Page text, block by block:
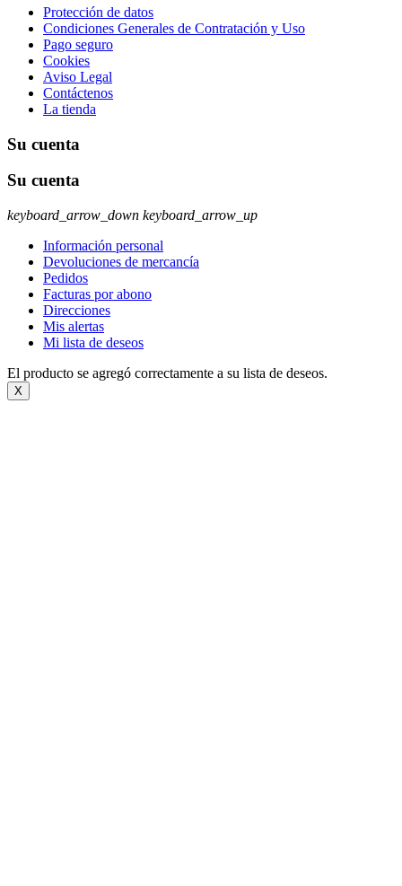
Protección de datos
Condiciones Generales de Contratación y Uso
Pago seguro
Cookies
Aviso Legal
Contáctenos
La tienda
Su cuenta
Su cuenta
keyboard_arrow_down keyboard_arrow_up
Información personal
Devoluciones de mercancía
Pedidos
Facturas por abono
Direcciones
Mis alertas
Mi lista de deseos
El producto se agregó correctamente a su lista de deseos.
X